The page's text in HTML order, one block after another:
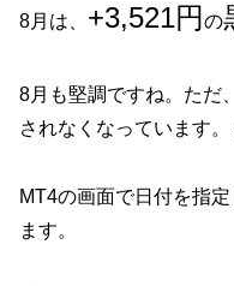
8月は、 +3,521円 の
8月も堅調ですね。ただ
されなくなっています
MT4の画面で日付を指
ます。